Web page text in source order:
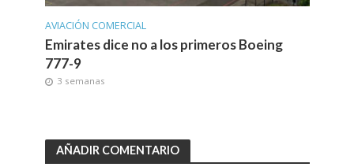
AVIACIÓN COMERCIAL
Emirates dice no a los primeros Boeing
777-9
3 semanas
AÑADIR COMENTARIO